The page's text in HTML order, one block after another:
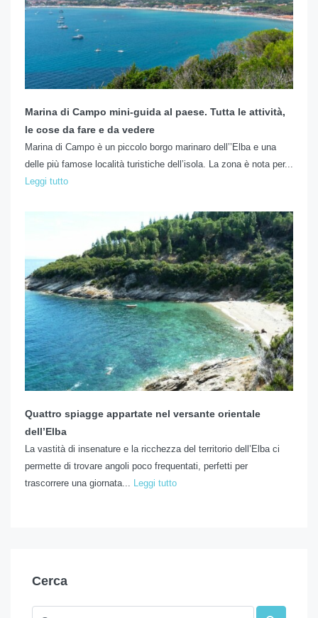
Marina di Campo mini-guida al paese. Tutta le attività,
le cose da fare e da vedere
Marina di Campo è un piccolo borgo marinaro dell’’Elba e una
delle più famose località turistiche dell’isola. La zona è nota per...
Leggi tutto
Quattro spiagge appartate nel versante orientale
dell’Elba
La vastità di insenature e la ricchezza del territorio dell’Elba ci
permette di trovare angoli poco frequentati, perfetti per
trascorrere una giornata... Leggi tutto
Cerca